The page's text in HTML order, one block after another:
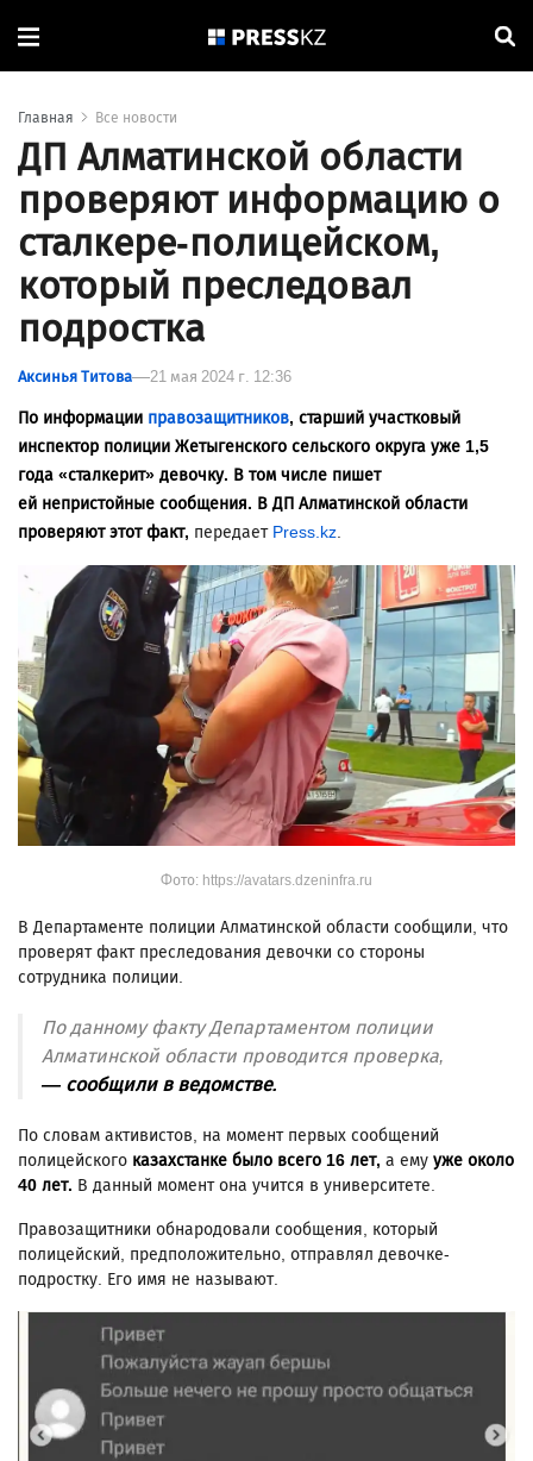
Главная Все новости
ДП Алматинской области
проверяют информацию о
сталкере-полицейском,
который преследовал
подростка
Аксинья Титова 21 мая 2024 г. 12:36
По информации правозащитников, старший участковый
инспектор полиции Жетыгенского сельского округа уже 1,5
года «сталкерит» девочку. В том числе пишет
ей непристойные сообщения. В ДП Алматинской области
проверяют этот факт, передает Press.kz.
Фото: https://avatars.dzeninfra.ru
В Департаменте полиции Алматинской области сообщили, что
проверят факт преследования девочки со стороны
сотрудника полиции.
По данному факту Департаментом полиции
Алматинской области проводится проверка,
— сообщили в ведомстве.
По словам активистов, на момент первых сообщений
полицейского казахстанке было всего 16 лет, а ему уже около
40 лет. В данный момент она учится в университете.
Правозащитники обнародовали сообщения, который
полицейский, предположительно, отправлял девочке-
подростку. Его имя не называют.